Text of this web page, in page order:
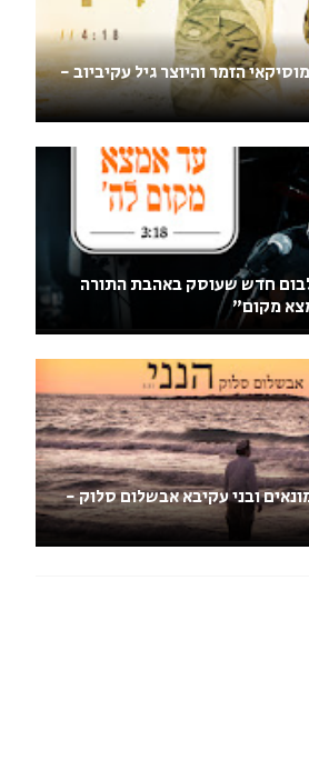
הזמר והיוצר גיל עקיביוב -
חדש שעוסק באהבת התורה
מקום"
ובני עקיבא אבשלום סלוק -